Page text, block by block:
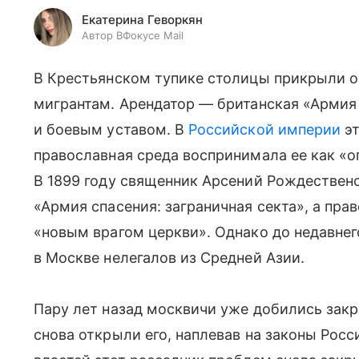
Екатерина Геворкян
Автор ВФокусе Mail
В Крестьянском тупике столицы прикрыли
мигрантам. Арендатор — британская
и боевым уставом. В Российской империи
православная среда воспринимала ее как
В 1899 году священник Арсений
«Армия спасения: заграничная секта», а
«новым врагом церкви». Однако до
в Москве нелегалов из Средней Азии.
Пару лет назад москвичи уже добились
снова открыли его, наплевав на законы